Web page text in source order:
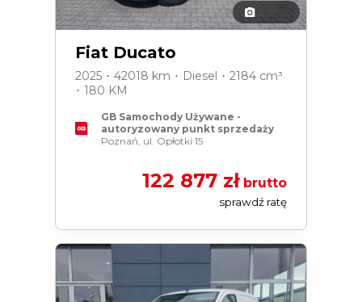
Fiat Ducato
2025 ･ 42018 km ･ Diesel ･ 2184 cm³
･ 180 KM
GB Samochody Używane -
autoryzowany punkt sprzedaży
Poznań, ul. Opłotki 15
122 877 złbrutto
sprawdź ratę